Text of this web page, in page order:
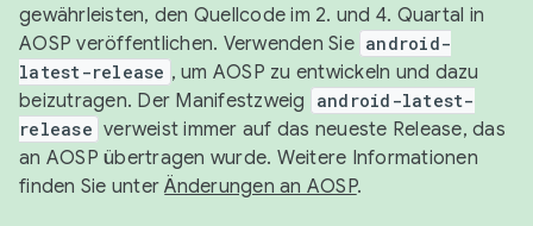
gewährleisten, den Quellcode im 2. und 4. Quartal in
AOSP veröffentlichen. Verwenden Sie android-
latest-release , um AOSP zu entwickeln und dazu
beizutragen. Der Manifestzweig
android-latest-
release verweist immer auf das neueste Release, das
an AOSP übertragen wurde. Weitere Informationen
finden Sie unterÄnderungen an AOSP.